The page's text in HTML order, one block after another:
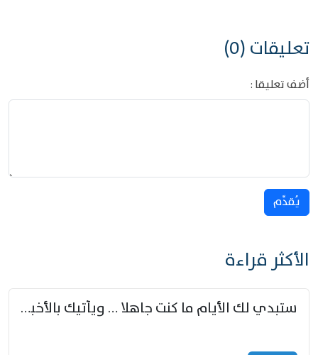
تعليقات (0)
أضف تعليقا :
يُقدِّم
الأكثر قراءة
ستبدي لك الأيام ما كنت جاهلا … ويأتيك بالأخبار من لم تزوّد